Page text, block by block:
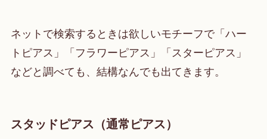
ネットで検索するときは欲しいモチーフで「ハー
トピアス」「フラワーピアス」「スターピアス」
などと調べても、結構なんでも出てきます。
スタッドピアス（通常ピアス）